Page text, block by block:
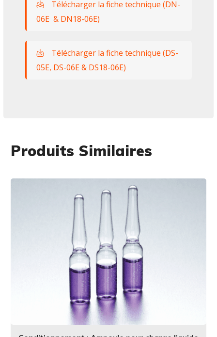
Télécharger la fiche technique (DN-
06E & DN18-06E)
Télécharger la fiche technique (DS-
05E, DS-06E & DS18-06E)
Produits Similaires